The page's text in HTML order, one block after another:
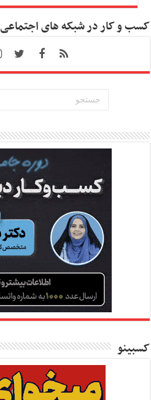
کسب و کار در شبکه های اجتماعی
کسبینو